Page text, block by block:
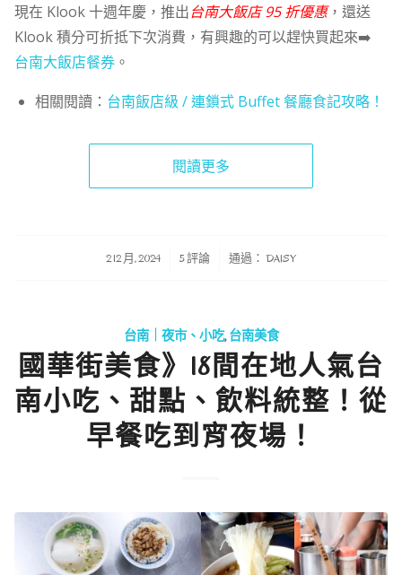
現在 Klook 十週年慶，推出台南大飯店 95 折優惠，還送
Klook 積分可折抵下次消費，有興趣的可以趕快買起來➡️
台南大飯店餐券。
相關閱讀： 台南飯店級 / 連鎖式 Buffet 餐廳食記攻略！
閱讀更多
2 12 月, 2024
/ 5 評論 通過： DAISY
台南｜夜市、小吃,台南美食
國華街美食》18間在地人氣台
南小吃、甜點、飲料統整！從
早餐吃到宵夜場！